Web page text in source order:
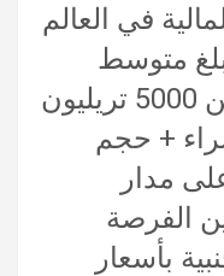
في العالم
متوسط
حجم التداول فيه لأكثر من 5000 تريليون
+ حجم
مدار
الفرصة
بأسعار